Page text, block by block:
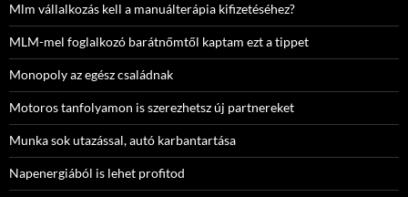
Mlm vállalkozás kell a manuálterápia kifizetéséhez?
MLM-mel foglalkozó barátnőmtől kaptam ezt a tippet
Monopoly az egész családnak
Motoros tanfolyamon is szerezhetsz új partnereket
Munka sok utazással, autó karbantartása
Napenergiából is lehet profitod